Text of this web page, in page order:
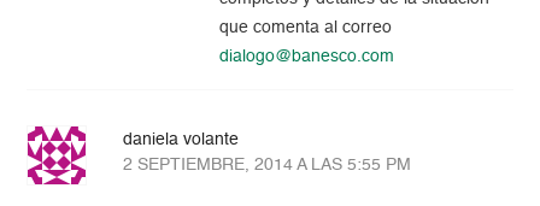
que comenta al correo
dialogo@banesco.com
daniela volante
2 SEPTIEMBRE, 2014 A LAS 5:55 PM